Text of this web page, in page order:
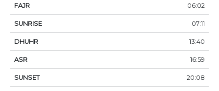
06:02
07:11
13:40
16:59
20:08